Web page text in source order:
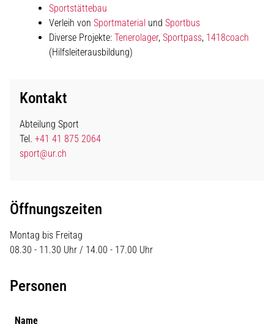
Sportstättebau
Verleih von Sportmaterial und Sportbus
Diverse Projekte: Tenerolager, Sportpass, 1418coach
(Hilfsleiterausbildung)
Kontakt
Abteilung Sport
Tel. +41 41 875 2064
sport@ur.ch
Öffnungszeiten
Montag bis Freitag
08.30 - 11.30 Uhr / 14.00 - 17.00 Uhr
Personen
Name